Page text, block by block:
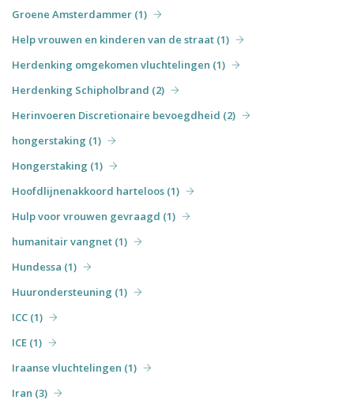
Groene Amsterdammer (1)
Help vrouwen en kinderen van de straat (1)
Herdenking omgekomen vluchtelingen (1)
Herdenking Schipholbrand (2)
Herinvoeren Discretionaire bevoegdheid (2)
hongerstaking (1)
Hongerstaking (1)
Hoofdlijnenakkoord harteloos (1)
Hulp voor vrouwen gevraagd (1)
humanitair vangnet (1)
Hundessa (1)
Huurondersteuning (1)
ICC (1)
ICE (1)
Iraanse vluchtelingen (1)
Iran (3)